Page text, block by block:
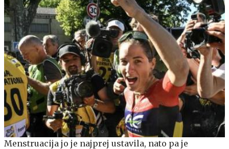
Menstruacija jo je najprej ustavila, nato pa je